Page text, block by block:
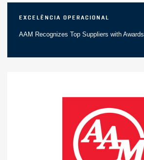
Excelência Operacional
AAM Recognizes Top Suppliers with Awards